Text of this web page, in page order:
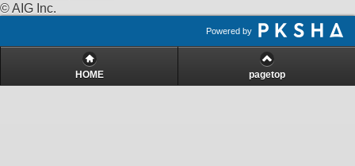
© AIG Inc.
Powered by
HOME pagetop